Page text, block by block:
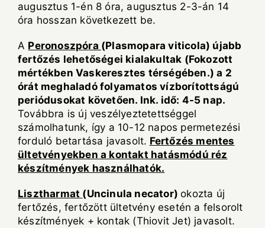
augusztus 1-én 8 óra, augusztus 2-3-án 14
óra hosszan következett be.
A Peronoszpóra (Plasmopara viticola) újabb
fertőzés lehetőségei kialakultak (Fokozott
mértékben Vaskeresztes térségében.) a 2
órát meghaladófolyamatos vízborítottságú
periódusokat követően. Ink. idő: 4-5 nap.
Továbbra is új veszélyeztetettséggel
számolhatunk, így a 10-12 napos permetezési
forduló betartása javasolt. Fertőzés mentes
ültetvényekben a kontakt hatásmódú réz
készítmények használhatók.
Lisztharmat (Uncinula necator)okozta új
fertőzés, fertőzött ültetvény esetén a felsorolt
készítmények + kontak (Thiovit Jet) javasolt.